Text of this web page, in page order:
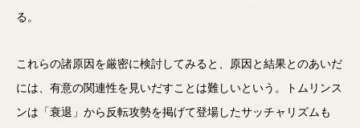
る。
これらの諸原因を厳密に検討してみると、原因と結果とのあいだ
には、有意の関連性を見いだすことは難しいという。トムリンス
ンは「衰退」から反転攻勢を掲げて登場したサッチャリズムも